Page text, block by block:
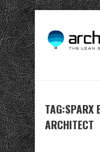
TAG:SPARX
ARCHITECT